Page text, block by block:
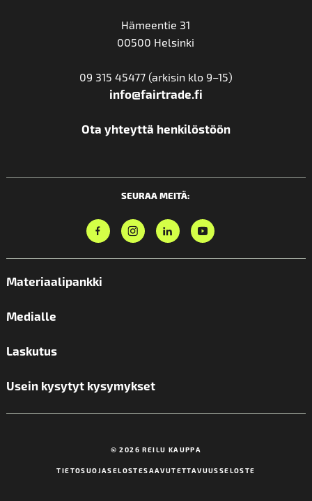
Hämeentie 31
00500 Helsinki
09 315 45477 (arkisin klo 9–15)
info@fairtrade.fi
Ota yhteyttä henkilöstöön
SEURAA MEITÄ:
Materiaalipankki
Medialle
Laskutus
Usein kysytyt kysymykset
© 2026 REILU KAUPPA
TIETOSUOJASELOSTESAAVUTETTAVUUSSELOSTE